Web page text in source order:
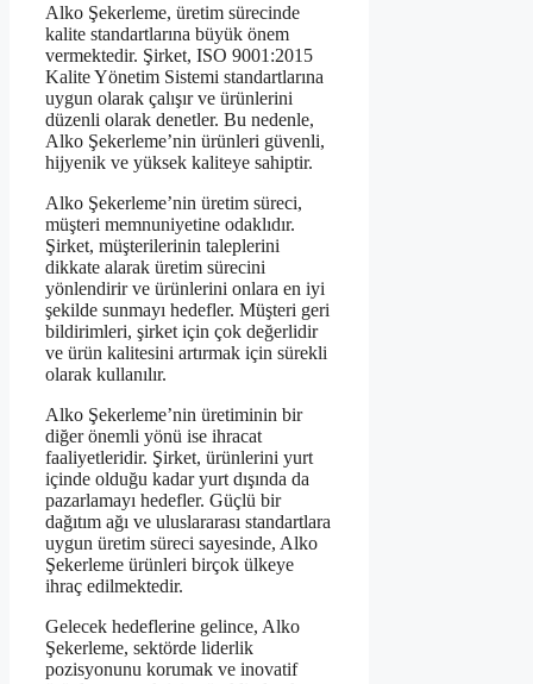
Alko Şekerleme, üretim sürecinde
kalite standartlarına büyük önem
vermektedir. Şirket, ISO 9001:2015
Kalite Yönetim Sistemi standartlarına
uygun olarak çalışır ve ürünlerini
düzenli olarak denetler. Bu nedenle,
Alko Şekerleme’nin ürünleri güvenli,
hijyenik ve yüksek kaliteye sahiptir.
Alko Şekerleme’nin üretim süreci,
müşteri memnuniyetine odaklıdır.
Şirket, müşterilerinin taleplerini
dikkate alarak üretim sürecini
yönlendirir ve ürünlerini onlara en iyi
şekilde sunmayı hedefler. Müşteri geri
bildirimleri, şirket için çok değerlidir
ve ürün kalitesini artırmak için sürekli
olarak kullanılır.
Alko Şekerleme’nin üretiminin bir
diğer önemli yönü ise ihracat
faaliyetleridir. Şirket, ürünlerini yurt
içinde olduğu kadar yurt dışında da
pazarlamayı hedefler. Güçlü bir
dağıtım ağı ve uluslararası standartlara
uygun üretim süreci sayesinde, Alko
Şekerleme ürünleri birçok ülkeye
ihraç edilmektedir.
Gelecek hedeflerine gelince, Alko
Şekerleme, sektörde liderlik
pozisyonunu korumak ve inovatif